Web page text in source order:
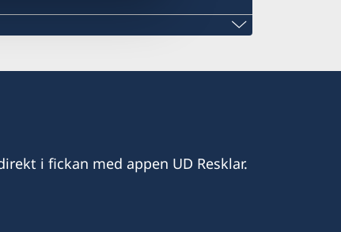
i fickan med appen UD Resklar.